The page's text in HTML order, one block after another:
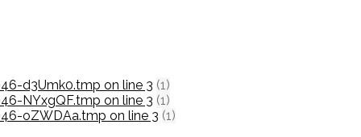
d3Umk0.tmp on line 3 (1)
NYxgQF.tmp on line 3 (1)
oZWDAa.tmp on line 3 (1)